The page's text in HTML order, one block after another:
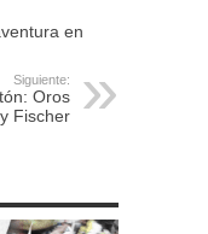
en
Siguiente:
Oros
Fischer